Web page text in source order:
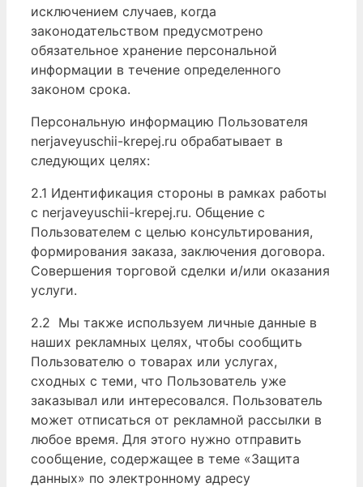
исключением случаев, когда
законодательством предусмотрено
обязательное хранение персональной
информации в течение определенного
законом срока.
Персональную информацию Пользователя
nerjaveyuschii-krepej.ru обрабатывает в
следующих целях:
2.1 Идентификация стороны в рамках работы
с nerjaveyuschii-krepej.ru. Общение с
Пользователем с целью консультирования,
формирования заказа, заключения договора.
Совершения торговой сделки и/или оказания
услуги.
2.2 Мы также используем личные данные в
наших рекламных целях, чтобы сообщить
Пользователю о товарах или услугах,
сходных с теми, что Пользователь уже
заказывал или интересовался. Пользователь
может отписаться от рекламной рассылки в
любое время. Для этого нужно отправить
сообщение, содержащее в теме «Защита
данных» по электронному адресу